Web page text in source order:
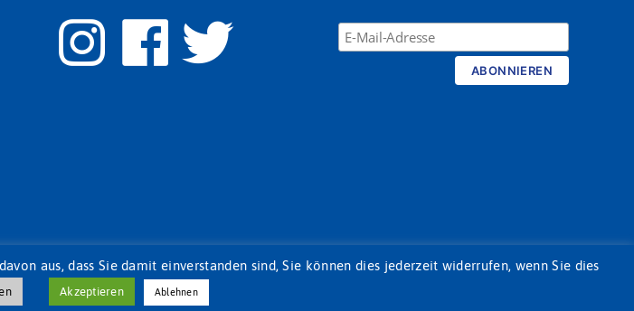
aus, dass Sie damit einverstanden sind, Sie können dies jederzeit widerrufen, wenn Sie dies
Akzeptieren Ablehnen